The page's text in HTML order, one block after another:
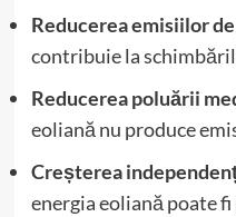
Reducerea emisiilor
contribuie la
Reducerea poluării
eoliană nu produce
Creșterea
energia eoliană poate